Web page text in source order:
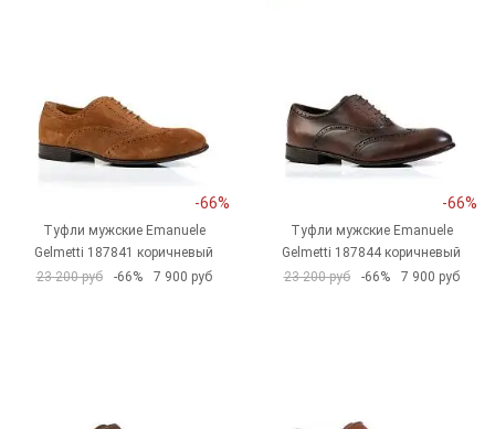
-66%
Туфли мужские Emanuele
Gelmetti 187841 коричневый
23 200 руб
-66% 7 900 руб
-66%
Туфли мужские Emanuele
Gelmetti 187844 коричневый
23 200 руб
-66% 7 900 руб